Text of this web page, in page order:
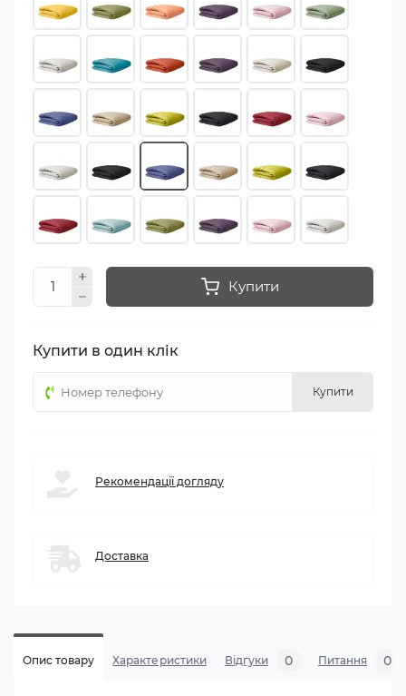
Купити
Купити в один клік
Купити
Рекомендації догляду
Доставка
Опис товару Характеристики Відгуки 0 Питання 0